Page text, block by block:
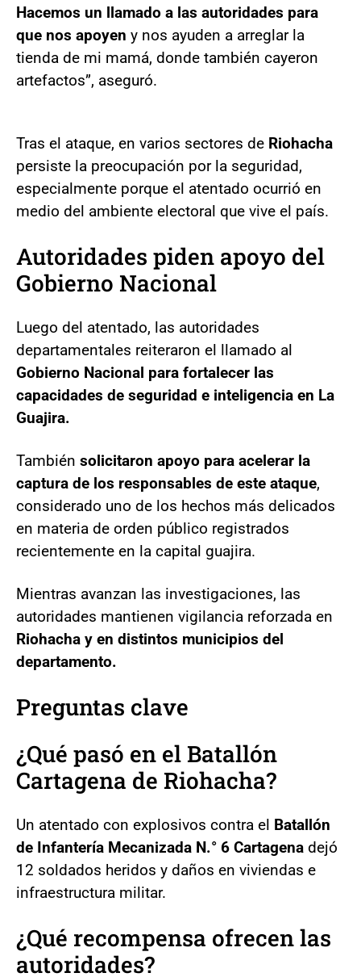
Hacemos un llamado a las autoridades para
que nos apoyen y nos ayuden a arreglar la
tienda de mi mamá, donde también cayeron
artefactos”, aseguró.
Tras el ataque, en varios sectores de Riohacha
persiste la preocupación por la seguridad,
especialmente porque el atentado ocurrió en
medio del ambiente electoral que vive el país.
Autoridades piden apoyo del
Gobierno Nacional
Luego del atentado, las autoridades
departamentales reiteraron el llamado al
Gobierno Nacional para fortalecer las
capacidades de seguridad e inteligencia en La
Guajira.
También solicitaron apoyo para acelerar la
captura de los responsables de este ataque,
considerado uno de los hechos más delicados
en materia de orden público registrados
recientemente en la capital guajira.
Mientras avanzan las investigaciones, las
autoridades mantienen vigilancia reforzada en
Riohacha y en distintos municipios del
departamento.
Preguntas clave
¿Qué pasó en el Batallón
Cartagena de Riohacha?
Un atentado con explosivos contra el Batallón
de Infantería Mecanizada N.° 6 Cartagena dejó
12 soldados heridos y daños en viviendas e
infraestructura militar.
¿Qué recompensa ofrecen las
autoridades?